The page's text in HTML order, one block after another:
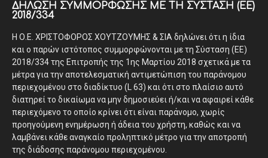
ΔΉΛΩΣΗ ΣΥΜΜΌΡΦΩΣΗΣ ΜΕ ΤΗ ΣΎΣΤΑΣΗ (ΕΕ)
2018/334
Η Ο.Ε. ΧΡΙΣΤΟΦΟΡΟΣ ΧΟΥΤΖΟΥΜΗΣ & ΣΙΑ δηλώνει ότι η ίδια
και ο παρών ιστότοπος συμμορφώνονται με τη Σύσταση (ΕΕ)
2018/334 της Επιτροπής της 1ης Μαρτίου 2018 σχετικά με τα
μέτρα για την αποτελεσματική αντιμετώπιση του παράνομου
περιεχομένου στο διαδίκτυο (L 63) και ότι στο πλαίσιο αυτό
διατηρεί το δικαίωμα να μην δημοσιεύει ή/και να αφαιρεί κάθε
περιεχόμενο το οποίο κρίνει ότι είναι παράνομο, χωρίς
προηγούμενη ενημέρωση ή άδεια του χρήστη, καθώς και να
λαμβάνει κάθε αναγκαίο προληπτικό μέτρο για την αποτροπή
της διάδοσης παράνομου περιεχομένου.